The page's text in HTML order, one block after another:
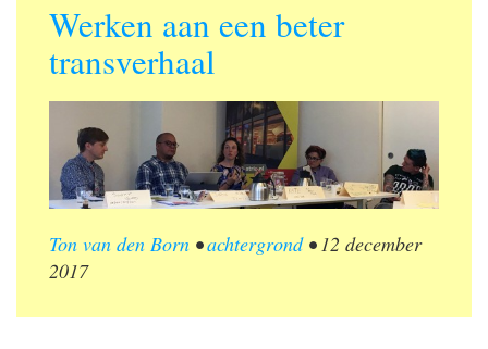
Werken aan een beter
transverhaal
Ton van den Born •achtergrond• 12 december
2017